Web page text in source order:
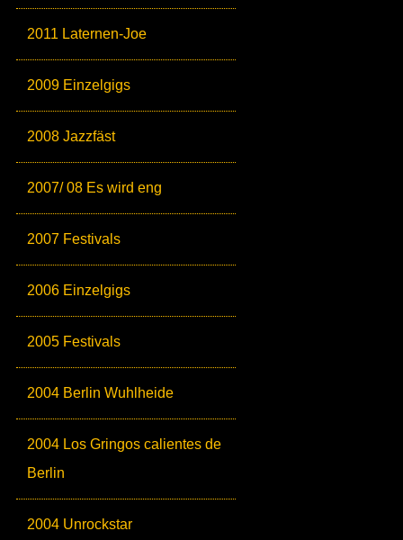
2011 Laternen-Joe
2009 Einzelgigs
2008 Jazzfäst
2007/ 08 Es wird eng
2007 Festivals
2006 Einzelgigs
2005 Festivals
2004 Berlin Wuhlheide
2004 Los Gringos calientes de
Berlin
2004 Unrockstar